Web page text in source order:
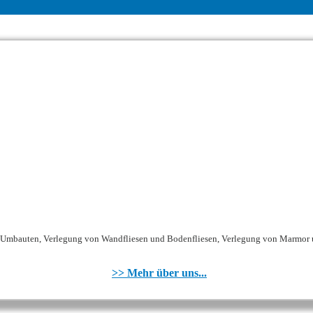
Verlegung von Wandfliesen und Bodenfliesen, Verlegung von
>> Mehr über uns...